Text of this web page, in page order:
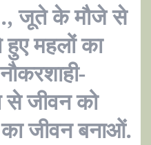
जूते के मौजे से
महलों का
जीवन को
जीवन बनाओं.